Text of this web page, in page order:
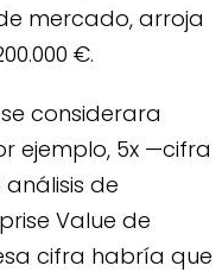
mercado, arroja
€.
considerara
ejemplo, 5x —cifra
de
Value de
cifra habría que